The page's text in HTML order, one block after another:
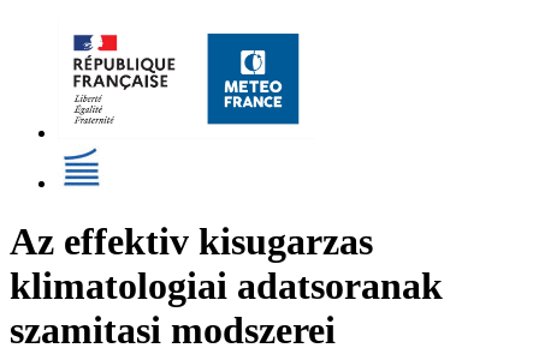
Az effektiv kisugarzas
klimatologiai adatsoranak
szamitasi modszerei